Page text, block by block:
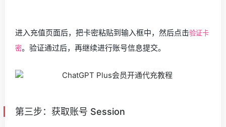
进入充值页面后，把卡密粘贴到输入框中，然后点击验证卡
密。验证通过后，再继续进行账号信息提交。
第三步：获取账号 Session